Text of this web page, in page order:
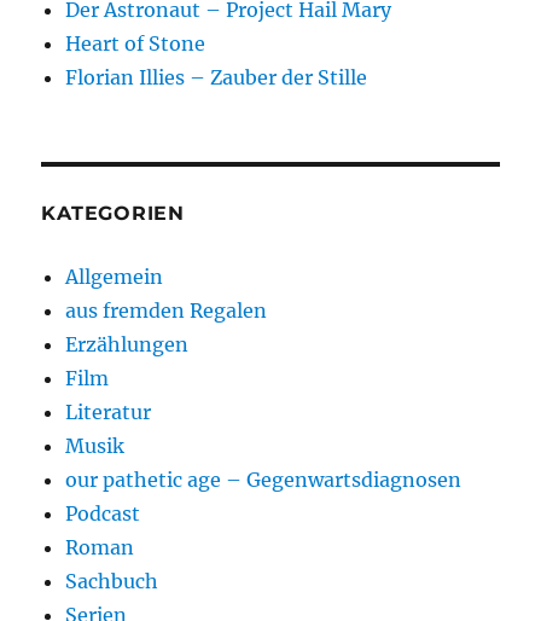
Der Astronaut – Project Hail Mary
Heart of Stone
Florian Illies – Zauber der Stille
KATEGORIEN
Allgemein
aus fremden Regalen
Erzählungen
Film
Literatur
Musik
our pathetic age – Gegenwartsdiagnosen
Podcast
Roman
Sachbuch
Serien